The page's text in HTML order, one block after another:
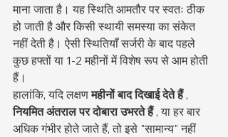
माना जाता है। यह स्थिति आमतौर पर स्वतः ठीक
हो जाती है और किसी स्थायी समस्या का संकेत
नहीं देती है। ऐसी स्थितियाँ सर्जरी के बाद पहले
कुछ हफ्तों या 1-2 महीनों में विशेष रूप से आम होती
हैं।
हालांकि, यदि लक्षण महीनों बाद दिखाई देते हैं ,
नियमित अंतराल पर दोबारा उभरते हैं , या हर बार
अधिक गंभीर होते जाते हैं, तो इसे "सामान्य" नहीं